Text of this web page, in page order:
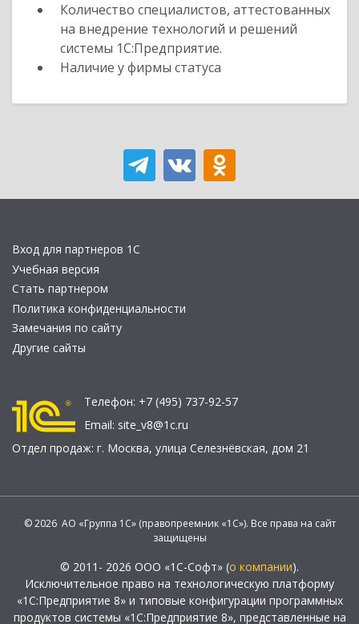
Количество специалистов, аттестованных
на внедрение технологий и решений
системы 1С:Предприятие.
Наличие у фирмы статуса
Вход для партнеров 1С
Учебная версия
Стать партнером
Политика конфиденциальности
Замечания по сайту
Другие сайты
Телефон: +7 (495) 737-92-57
Email: site_v8@1c.ru
Отдел продаж: г. Москва, улица Селезнёвская, дом 21
© 2026 АО «Группа 1С» (правопреемник «1С»). Все права на сайт
защищены
© 2011- 2026 ООО «1С-Софт» (о компании).
Исключительное право на технологическую платформу
«1С:Предприятие 8» и типовые конфигурации программных
продуктов системы «1С:Предприятие 8», представленные на